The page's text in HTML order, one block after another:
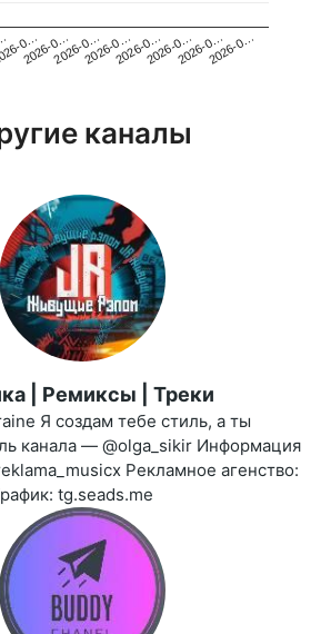
0…
2026-0…2026-0…2026-0…2026-0…2026-0…2026-0…2026-0…
каналы
| Ремиксы | Треки
Я создам тебе стиль, а ты
канала — @olga_sikir Информация
Рекламное агенство:
tg.seads.me